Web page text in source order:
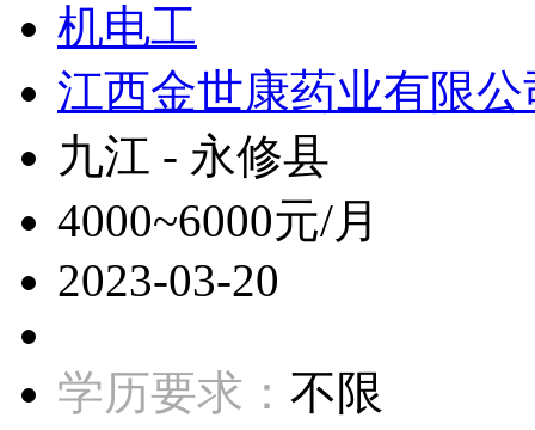
机电工
江西金世康药业有限公
九江 - 永修县
4000~6000元/月
2023-03-20
学历要求： 不限